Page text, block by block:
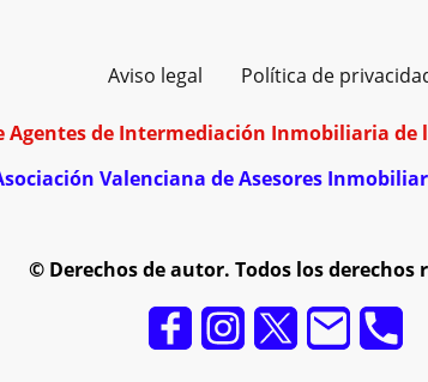
Aviso legal Política de
Agentes de Intermediación Inmobiliaria de
Valenciana de Asesores Inmobi
© Derechos de autor. Todos los derechos